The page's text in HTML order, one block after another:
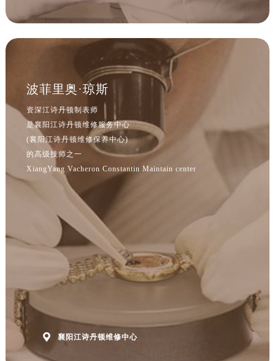
波菲里奥·琼斯
资深江诗丹顿制表师
是襄阳江诗丹顿维修服务中心
(襄阳江诗丹顿维修保养中心)
的高级技师之一
XiangYang Vacheron Constantin Maintain center
 襄阳江诗丹顿维修中心